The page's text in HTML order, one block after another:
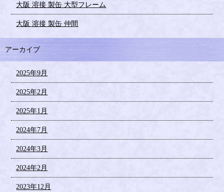
大阪 溶接 製缶 大型フレーム
大阪 溶接 製缶 仲間
アーカイブ
2025年9月
2025年2月
2025年1月
2024年7月
2024年3月
2024年2月
2023年12月